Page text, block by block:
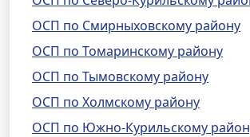
ОСП по Смирныховскому району
ОСП по Томаринскому району
ОСП по Тымовскому району
ОСП по Холмскому району
ОСП по Южно-Курильскому